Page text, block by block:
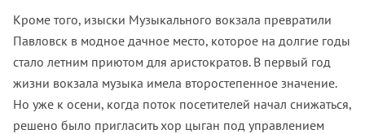
Кроме того, изыски Музыкального вокзала превратили
Павловск в модное дачное место, которое на долгие годы
стало летним приютом для аристократов. В первый год
жизни вокзала музыка имела второстепенное значение.
Но уже к осени, когда поток посетителей начал снижаться,
решено было пригласить хор цыган под управлением